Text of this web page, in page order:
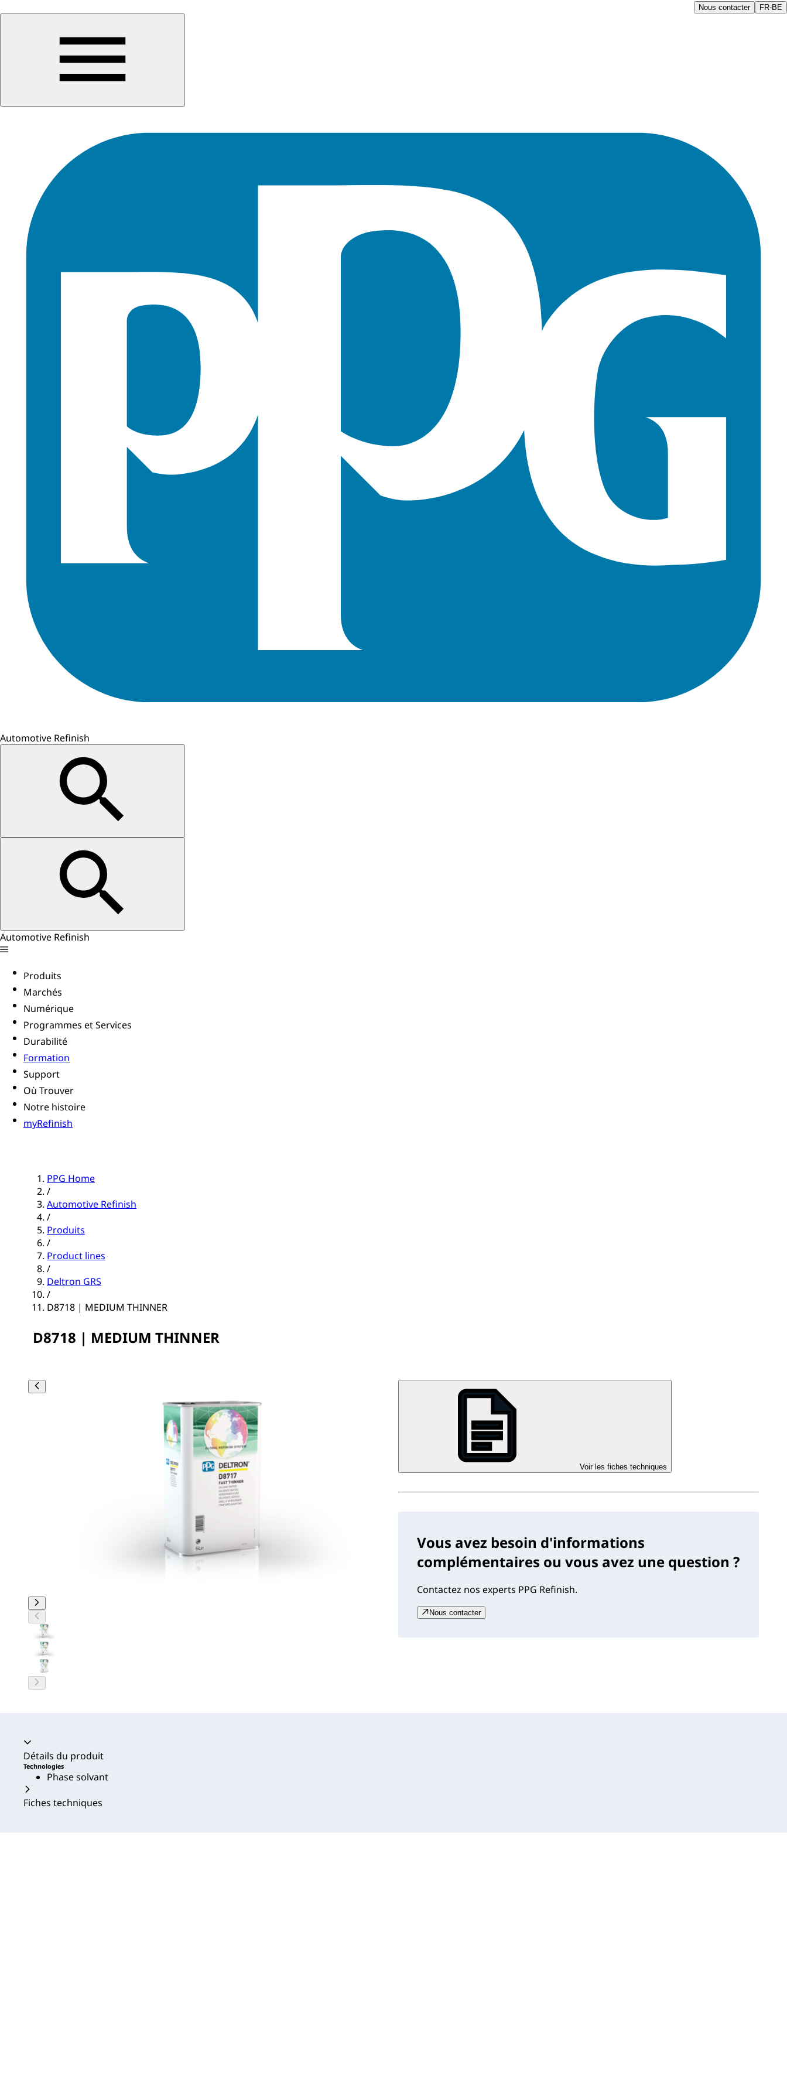
Nous contacter FR-BE
Automotive Refinish
Automotive Refinish
Produits
Marchés
Numérique
Programmes et Services
Durabilité
Formation
Support
Où Trouver
Notre histoire
myRefinish
PPG Home
/
Automotive Refinish
/
Produits
/
Product lines
/
Deltron GRS
/
D8718 | MEDIUM THINNER
D8718 | MEDIUM THINNER
Voir les fiches techniques
Vous avez besoin d'informations
complémentaires ou vous avez une question ?
Contactez nos experts PPG Refinish.
Nous contacter
Accordéon fermé
Détails du produit
Technologies
Phase solvant
Fiches techniques